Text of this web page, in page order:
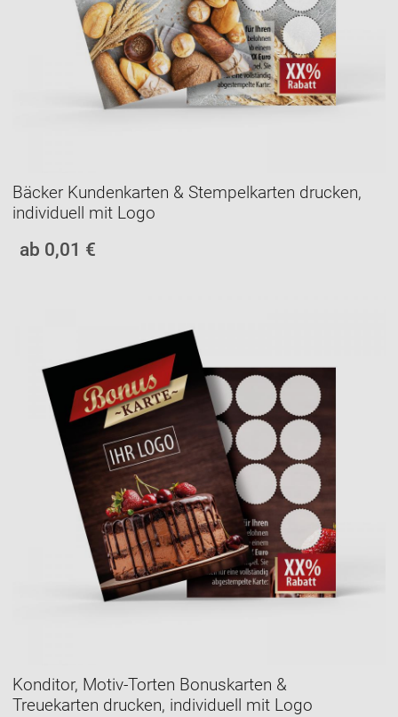
Bäcker Kundenkarten & Stempelkarten drucken,
individuell mit Logo
ab 0,01 €
Konditor, Motiv-Torten Bonuskarten &
Treuekarten drucken, individuell mit Logo